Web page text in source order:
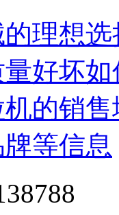
理想选
好坏
的销
等信息